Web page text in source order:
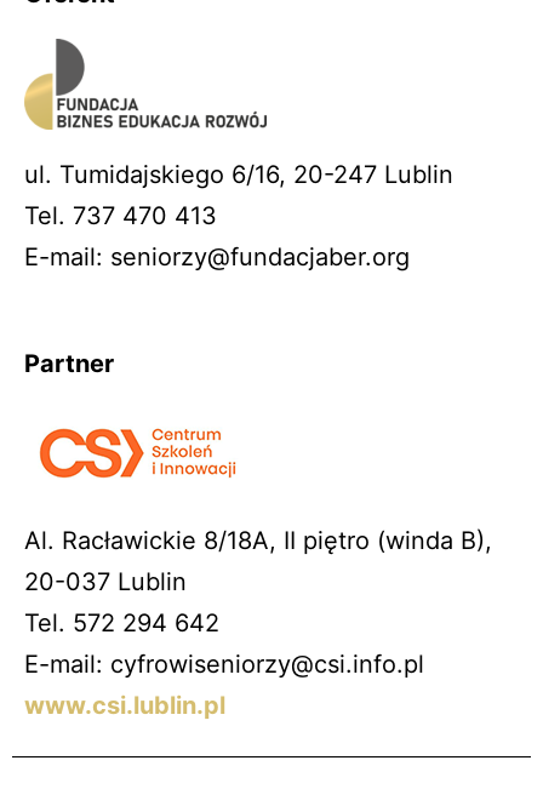
ul. Tumidajskiego 6/16, 20-247 Lublin
Tel. 737 470 413
E-mail: seniorzy@fundacjaber.org
Partner
Al. Racławickie 8/18A, II piętro (winda B),
20-037 Lublin
Tel. 572 294 642
E-mail: cyfrowiseniorzy@csi.info.pl
www.csi.lublin.pl